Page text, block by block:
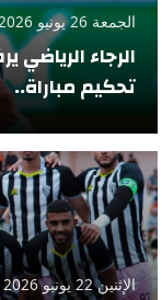
الجمعة 26 يونيو 2026 - 17:03
الرجاء الرياضي
تحكيم مباراة..
الإثنين 22 يونيو 2026 - 21:29